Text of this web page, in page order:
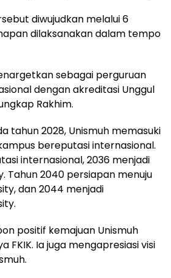
diwujudkan melalui 6
dilaksanakan dalam tempo
sebagai perguruan
dengan akreditasi Unggul
Rakhim.
tahun 2028, Unismuh memasuki
bereputasi internasional.
internasional, 2036 menjadi
Tahun 2040 persiapan menuju
dan 2044 menjadi
positif kemajuan Unismuh
FKIK. Ia juga mengapresiasi visi